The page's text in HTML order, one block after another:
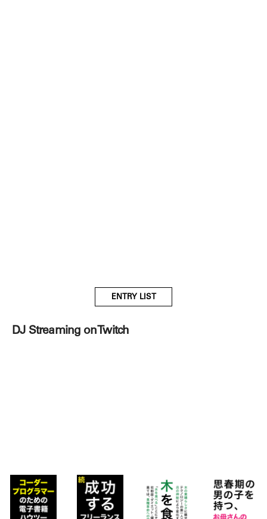
ENTRY LIST
DJ Streaming on Twitch